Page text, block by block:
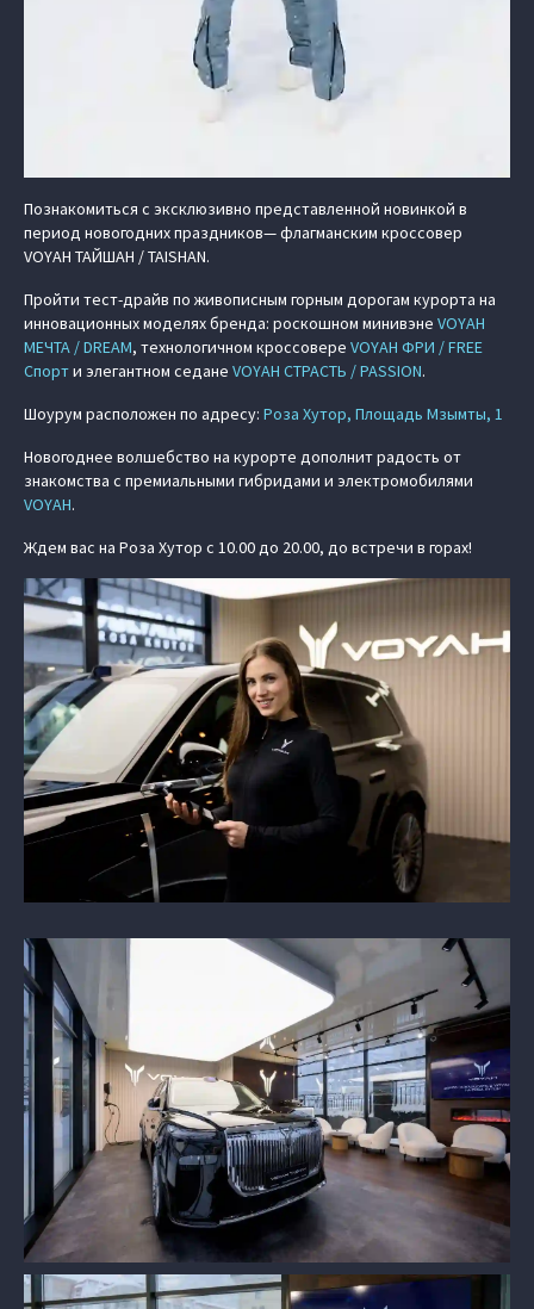
Познакомиться с эксклюзивно представленной новинкой в
период новогодних праздников— флагманским кроссовер
VOYAH ТАЙШАН / TAISHAN.
Пройти тест-драйв по живописным горным дорогам курорта на
инновационных моделях бренда: роскошном минивэне VOYAH
МЕЧТА / DREAM, технологичном кроссовере VOYAH ФРИ / FREE
Спорти элегантном седане VOYAH СТРАСТЬ / PASSION.
Шоурум расположен по адресу: Роза Хутор, Площадь Мзымты, 1
Новогоднее волшебство на курорте дополнит радость от
знакомства с премиальными гибридами и электромобилями
VOYAH.
Ждем вас на Роза Хутор с 10.00 до 20.00, до встречи в горах!